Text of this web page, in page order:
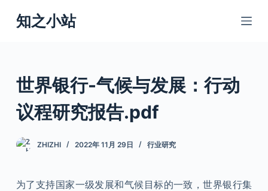
跳
过
知之小站
世界银行-气候与发展：行动
议程研究报告.pdf
ZHIZHI 2022年 11月 29日 行业研究
为了支持国家一级发展和气候目标的一致，世界银行集